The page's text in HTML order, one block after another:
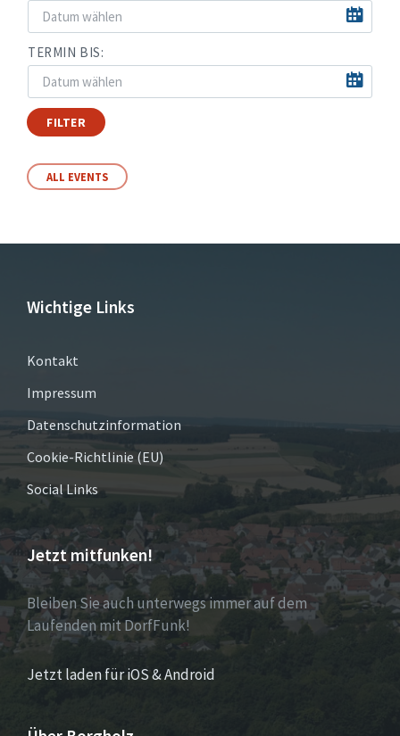
TERMIN BIS:
FILTER
ALL EVENTS
Wichtige Links
Kontakt
Impressum
Datenschutzinformation
Cookie-Richtlinie (EU)
Social Links
Jetzt mitfunken!
Bleiben Sie auch unterwegs immer auf dem
Laufenden mit DorfFunk!
Jetzt laden für iOS & Android